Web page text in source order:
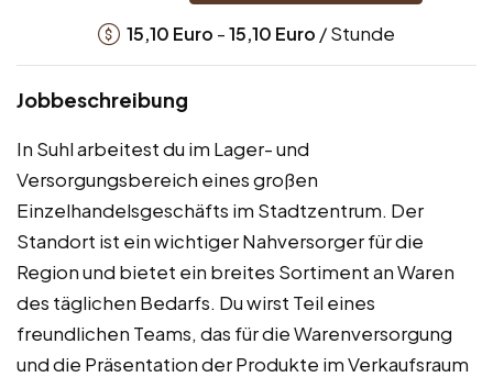
15,10 Euro -15,10 Euro / Stunde
Jobbeschreibung
In Suhl arbeitest du im Lager- und
Versorgungsbereich eines großen
Einzelhandelsgeschäfts im Stadtzentrum. Der
Standort ist ein wichtiger Nahversorger für die
Region und bietet ein breites Sortiment an Waren
des täglichen Bedarfs. Du wirst Teil eines
freundlichen Teams, das für die Warenversorgung
und die Präsentation der Produkte im Verkaufsraum